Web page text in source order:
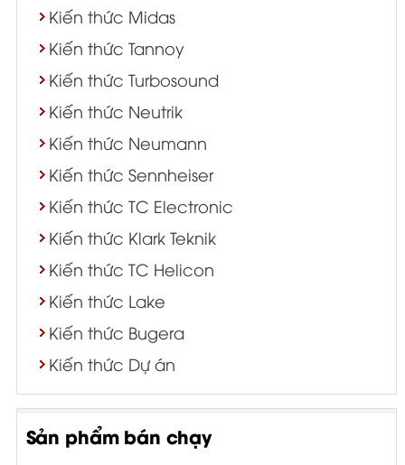
Kiến thức Midas
Kiến thức Tannoy
Kiến thức Turbosound
Kiến thức Neutrik
Kiến thức Neumann
Kiến thức Sennheiser
Kiến thức TC Electronic
Kiến thức Klark Teknik
Kiến thức TC Helicon
Kiến thức Lake
Kiến thức Bugera
Kiến thức Dự án
Sản phẩm bán chạy